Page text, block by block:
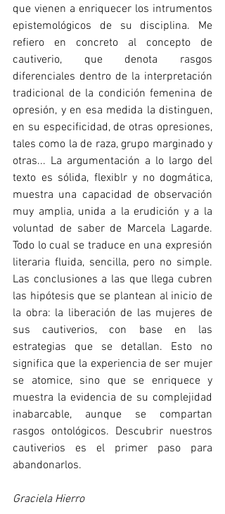
que vienen a enriquecer los intrumentos
epistemológicos de su disciplina. Me
refiero en concreto al concepto de
cautiverio, que denota rasgos
diferenciales dentro de la interpretación
tradicional de la condición femenina de
opresión, y en esa medida la distinguen,
en su especificidad, de otras opresiones,
tales como la de raza, grupo marginado y
otras... La argumentación a lo largo del
texto es sólida, flexiblr y no dogmática,
muestra una capacidad de observación
muy amplia, unida a la erudición y a la
voluntad de saber de Marcela Lagarde.
Todo lo cual se traduce en una expresión
literaria fluida, sencilla, pero no simple.
Las conclusiones a las que llega cubren
las hipótesis que se plantean al inicio de
la obra: la liberación de las mujeres de
sus cautiverios, con base en las
estrategias que se detallan. Esto no
significa que la experiencia de ser mujer
se atomice, sino que se enriquece y
muestra la evidencia de su complejidad
inabarcable, aunque se compartan
rasgos ontológicos. Descubrir nuestros
cautiverios es el primer paso para
abandonarlos.
Graciela Hierro